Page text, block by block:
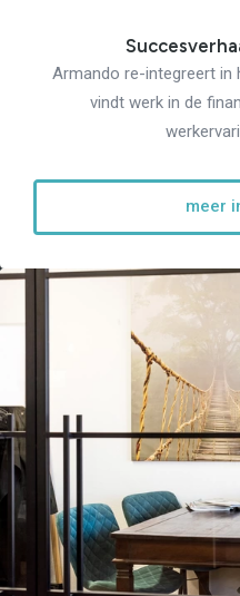
Armando re-integreert in
vindt werk in de
meer